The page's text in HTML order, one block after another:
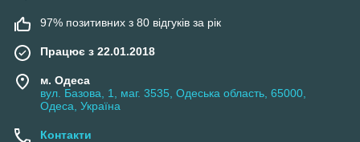
97% позитивних з 80 відгуків за рік
Працює з 22.01.2018
м. Одеса
вул. Базова, 1, маг. 3535, Одеська область, 65000,
Одеса, Україна
Контакти